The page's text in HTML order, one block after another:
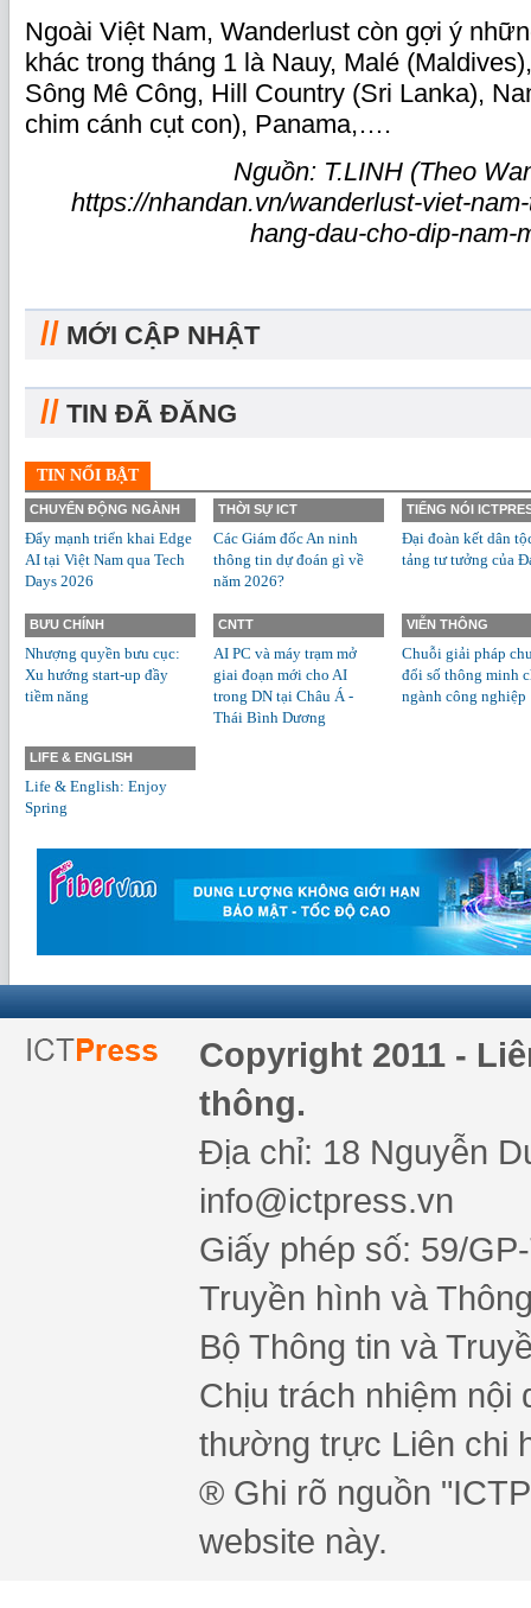
Ngoài Việt Nam, Wanderlust còn gợi ý
khác trong tháng 1 là Nauy, Malé
Sông Mê Công, Hill Country (Sri Lanka),
chim cánh cụt con), Panama,….
Nguồn: T.LINH (Theo
https://nhandan.vn/wanderlust-viet-
hang-dau-cho-dip-
// MỚI CẬP NHẬT
// TIN ĐÃ ĐĂNG
TIN NỔI BẬT
CHUYỂN ĐỘNG NGÀNH
Đẩy mạnh triển khai Edge
AI tại Việt Nam qua Tech
Days 2026
THỜI SỰ ICT
Các Giám đốc An ninh
thông tin dự đoán gì về
năm 2026?
TIẾNG NÓI
Đại đoàn kết dân
tảng tư tưởng của
BƯU CHÍNH
Nhượng quyền bưu cục:
Xu hướng start-up đầy
tiềm năng
CNTT
AI PC và máy trạm mở
giai đoạn mới cho AI
trong DN tại Châu Á -
Thái Bình Dương
VIỄN THÔNG
Chuỗi giải pháp
đổi số thông minh
ngành công nghiệp
LIFE & ENGLISH
Life & English: Enjoy
Spring
Copyright 2011 -
thông.
Địa chỉ: 18 Nguyễn
info@ictpress.vn
Giấy phép số: 59/
Truyền hình và
Bộ Thông tin và
Chịu trách nhiệm nội
thường trực Liên chi
® Ghi rõ nguồn
website này.